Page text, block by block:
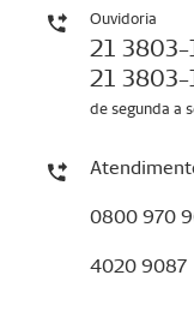
Ouvidoria
21 3803-
21 3803-
de segunda a
0800 970
4020 9087